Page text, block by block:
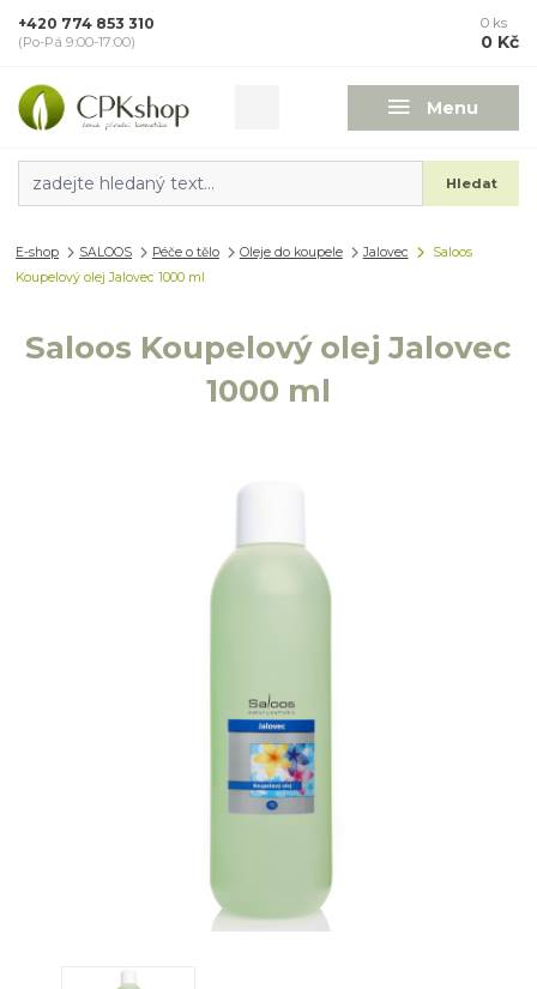
Menu
Hledat
+420 774 853 310
(Po-Pá 9:00-17:00)
0 ks
0 Kč
E-shop SALOOS Péče o tělo Oleje do koupele Jalovec
Saloos
Koupelový olej Jalovec 1000 ml
Saloos Koupelový olej Jalovec
1000 ml